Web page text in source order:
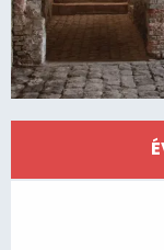
Ouverture et